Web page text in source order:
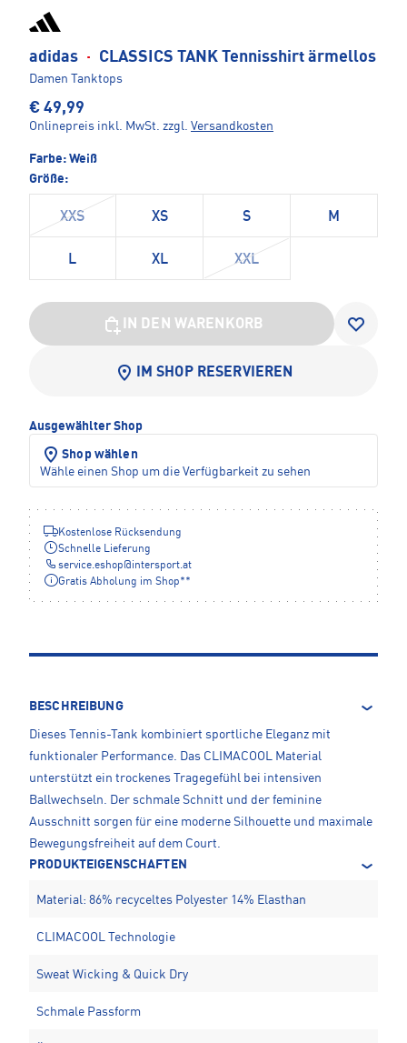
adidas · CLASSICS TANK Tennisshirt ärmellos
Damen Tanktops
€ 49,99
Onlinepreis inkl. MwSt. zzgl. Versandkosten
Farbe: Weiß
Größe:
XXS XS S M
L XL XXL
IN DEN WARENKORB
IM SHOP RESERVIEREN
Ausgewählter Shop
Shop wählen
Wähle einen Shop um die Verfügbarkeit zu sehen
Kostenlose Rücksendung
Schnelle Lieferung
service.eshop@intersport.at
Gratis Abholung im Shop**
BESCHREIBUNG
Dieses Tennis-Tank kombiniert sportliche Eleganz mit
funktionaler Performance. Das CLIMACOOL Material
unterstützt ein trockenes Tragegefühl bei intensiven
Ballwechseln. Der schmale Schnitt und der feminine
Ausschnitt sorgen für eine moderne Silhouette und maximale
Bewegungsfreiheit auf dem Court.
PRODUKTEIGENSCHAFTEN
Material: 86% recyceltes Polyester 14% Elasthan
CLIMACOOL Technologie
Sweat Wicking & Quick Dry
Schmale Passform